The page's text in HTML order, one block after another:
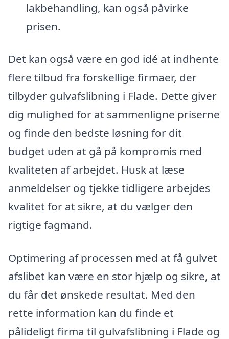
lakbehandling, kan også påvirke
prisen.
Det kan også være en god idé at indhente
flere tilbud fra forskellige firmaer, der
tilbyder gulvafslibning i Flade. Dette giver
dig mulighed for at sammenligne priserne
og finde den bedste løsning for dit
budget uden at gå på kompromis med
kvaliteten af arbejdet. Husk at læse
anmeldelser og tjekke tidligere arbejdes
kvalitet for at sikre, at du vælger den
rigtige fagmand.
Optimering af processen med at få gulvet
afslibet kan være en stor hjælp og sikre, at
du får det ønskede resultat. Med den
rette information kan du finde et
pålideligt firma til gulvafslibning i Flade og